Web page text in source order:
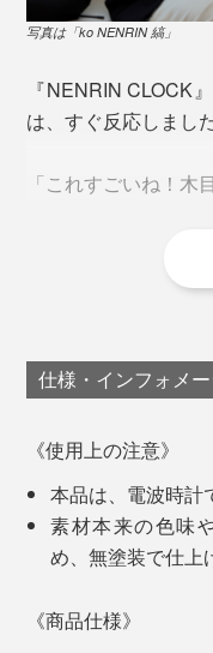
現代なら、還暦や米
でのオリジナルメッ
す（メッセージのお
「これからも元気な
「お父さん、お母さ
「いつまでも元気で
さい」
「年輪時計」から20年後にで
木工商品をつくり
ーから問われて、衝
なぜ、日本の木でつ
日本には、木がない
している外材を使
でも、なぜ、わざわ
つくった製品を、パ
もう一度、自分の
りました」
その答えが、
写真は「ko NENRIN 縞」
『NENRIN CLOCK
は、すぐ反応しました
「これすごいね！木
「どうやってつくる
仕事で、木製の柵を
むずかしさは、よく
さらに、木目から、
上げるなんて、途方
経って、これほど
仕様・インフォメ
《使用上の注意》
本品は、電波時計
素材本来の色味
め、無塗装で仕上
《商品仕様》